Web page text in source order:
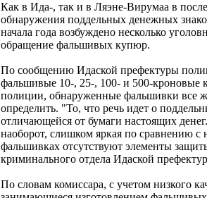
Как в Ида-, так и в Ляэне-Вирумаа в
обнаружения поддельных денежных
начала года возбуждено несколько
обращение фальшивых купюр.
По сообщению Идаской префектуры
фальшивые 10-, 25-, 100- и 500-
полиции, обнаруженные фальшивки все
определить. "То, что речь идет о
отличающейся от бумаги настоящих
наоборот, слишком яркая по сравнению
фальшивках отсутствуют элементы
криминального отдела Идаской
По словам комиссара, с учетом низкого